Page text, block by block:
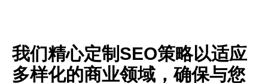
我们精心定制SEO策略以适应
多样化的商业领域，确保与您